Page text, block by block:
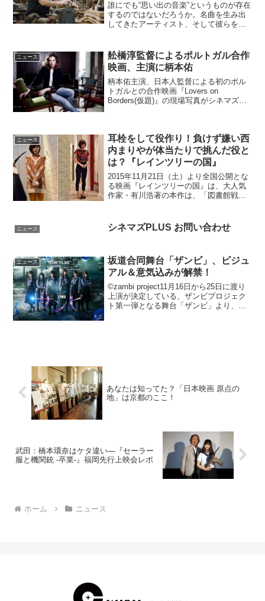
誰にでも“思い出の音楽”というものが存在
するのではないだろうか。名曲を生み出
してきたアーティスト、そして彼らを裏
『グッド・ヴァイブレーションズ』(8月3
日公開)19...
ニュース
舩橋淳監督によるポルトガル合作
映画、主演に柄本佑
柄本佑主演、日本人監督による初のポル
トガルとの合作映画『Lovers on
Borders(仮題)』の現場写真がシネマズに
ニュース
耳栓をして役作り！負けず嫌い西
内まりやが体当たりで挑んだ役と
は？『レインツリーの国』
2015年11月21日（土）より全国公開とな
る映画『レインツリーの国』は、大人気
作家・有川浩著の本作は、「図書館戦
れを実写化したもの。耳栓をして日常を
過ごし役作り本作で...
ニュース シネマズPLUS お問い合わせ
ニュース
坂道合同舞台「ザンビ」、ビジュ
アル＆意気込みが解禁！
©zambi project11月16日から25日に渡り
上演が決定している、ザンビプロジェク
ト第一弾となる舞台「ザンビ」より、三
あなたは知ってた？「日本映画 原点の
地」は京都のここ！
武田：橋本環奈はケタ違い―『セーラー
服と機関銃 -卒業-』福岡先行上映会レポ
ホーム ニュース